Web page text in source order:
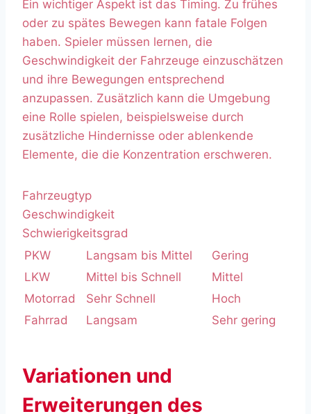
Ein wichtiger Aspekt ist das Timing. Zu frühes
oder zu spätes Bewegen kann fatale Folgen
haben. Spieler müssen lernen, die
Geschwindigkeit der Fahrzeuge einzuschätzen
und ihre Bewegungen entsprechend
anzupassen. Zusätzlich kann die Umgebung
eine Rolle spielen, beispielsweise durch
zusätzliche Hindernisse oder ablenkende
Elemente, die die Konzentration erschweren.
Fahrzeugtyp
Geschwindigkeit
Schwierigkeitsgrad
PKW
Langsam bis Mittel
Gering
LKW
Mittel bis Schnell
Mittel
Motorrad
Sehr Schnell
Hoch
Fahrrad
Langsam Sehr gering
Variationen und
Erweiterungen des